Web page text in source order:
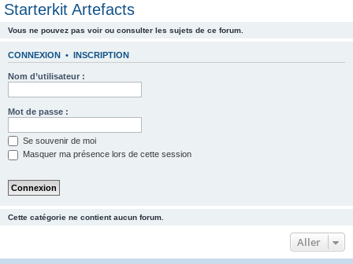
Starterkit Artefacts
Vous ne pouvez pas voir ou consulter les sujets de ce forum.
CONNEXION • INSCRIPTION
Nom d’utilisateur :
Mot de passe :
Se souvenir de moi
Masquer ma présence lors de cette session
Cette catégorie ne contient aucun forum.
Aller